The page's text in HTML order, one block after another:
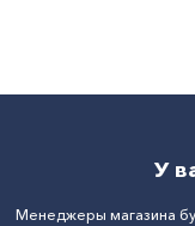
У
Менеджеры магазина